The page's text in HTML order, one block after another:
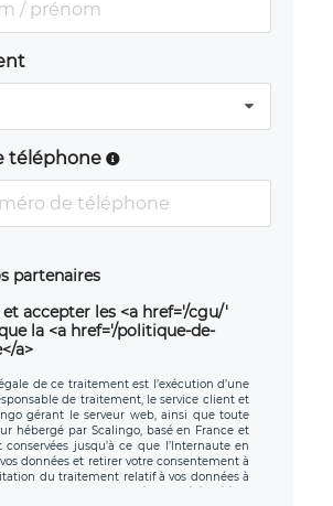
téléphone
partenaires
accepter les <a href='/cgu/'
la <a href='/politique-de-
a>
de ce traitement est l’exécution d’une
de traitement, le service client et
gérant le serveur web, ainsi que toute
hébergé par Scalingo, basé en France et
jusqu’à ce que l’Internaute en
données et retirer votre consentement à
du traitement relatif à vos données à
exercer ces droits auprès du délégué à la